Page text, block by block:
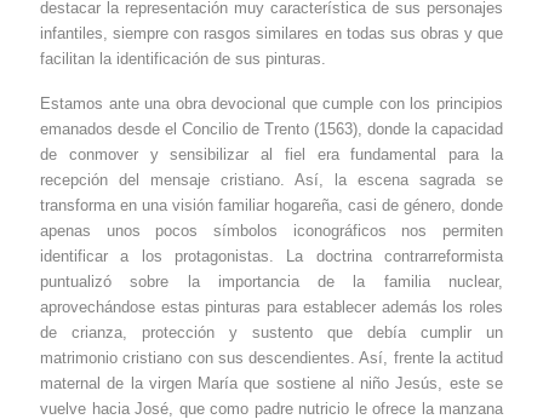
destacar la representación muy característica de sus personajes
infantiles, siempre con rasgos similares en todas sus obras y que
facilitan la identificación de sus pinturas.
Estamos ante una obra devocional que cumple con los principios
emanados desde el Concilio de Trento (1563), donde la capacidad
de conmover y sensibilizar al fiel era fundamental para la
recepción del mensaje cristiano. Así, la escena sagrada se
transforma en una visión familiar hogareña, casi de género, donde
apenas unos pocos símbolos iconográficos nos permiten
identificar a los protagonistas. La doctrina contrarreformista
puntualizó sobre la importancia de la familia nuclear,
aprovechándose estas pinturas para establecer además los roles
de crianza, protección y sustento que debía cumplir un
matrimonio cristiano con sus descendientes. Así, frente la actitud
maternal de la virgen María que sostiene al niño Jesús, este se
vuelve hacia José, que como padre nutricio le ofrece la manzana